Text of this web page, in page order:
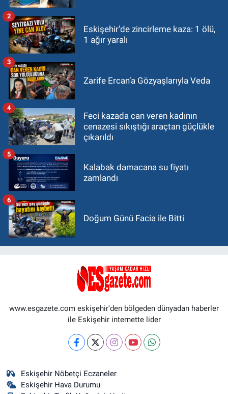
Eskişehir’de zincirleme kaza: 1 ölü,
1 ağır yaralı
2
Zarife Ercan’a Gözyaşlarıyla Veda
3
Feci kazada can veren kadının
cenazesi sıkıştığı araçtan güçlükle
çıkarıldı
4
Kalabak damacana su fiyatı
zamlandı
5
Doğum Günü Facia ile Bitti
6
www.esgazete.com eskişehir'den bölgeden dünyadan haberler
ile Eskişehir internette lider
Eskişehir Nöbetçi Eczaneler
Eskişehir Hava Durumu